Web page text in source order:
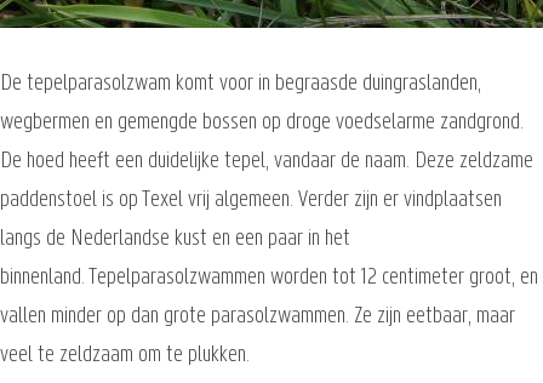
De tepelparasolzwam komt voor in begraasde duingraslanden,
wegbermen en gemengde bossen op droge voedselarme zandgrond.
De hoed heeft een duidelijke tepel, vandaar de naam. Deze zeldzame
paddenstoel is op Texel vrij algemeen. Verder zijn er vindplaatsen
langs de Nederlandse kust en een paar in het
binnenland. Tepelparasolzwammen worden tot 12 centimeter groot, en
vallen minder op dan grote parasolzwammen. Ze zijn eetbaar, maar
veel te zeldzaam om te plukken.